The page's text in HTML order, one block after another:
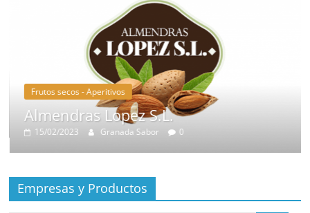
Frutos secos - Aperitivos
Almendras Lopez S.L.
15/02/2023 Granada Sabor 0
Empresas y Productos